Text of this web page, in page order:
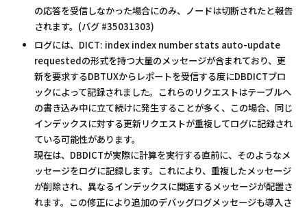
の応答を受信しなかった場合にのみ、ノードは切断されたと報告
されます。(バグ #35031303)
ログには、DICT: index index number stats auto-update
requestedの形式を持つ大量のメッセージが含まれており、更
新を要求するDBTUXからレポートを受信する度にDBDICTブロ
ックによって記録されました。これらのリクエストはテーブルへ
の書き込み中に立て続けに発生することが多く、この場合、同じ
インデックスに対する更新リクエストが重複してログに記録され
ている可能性があります。
現在は、DBDICTが実際に計算を実行する直前に、そのようなメ
ッセージをログに記録します。これにより、重複したメッセージ
が削除され、異なるインデックスに関連するメッセージが配置さ
れます。この修正により追加のデバッグログメッセージも導入さ